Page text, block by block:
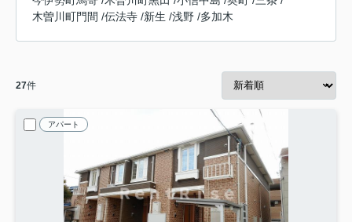
木曽川町門間 /伝法寺 /新生 /浅野 /多加木
27件
アパート